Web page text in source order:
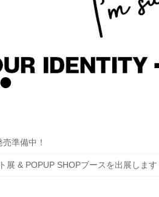
準備中！
展 & POPUP SHOPブースを出展します